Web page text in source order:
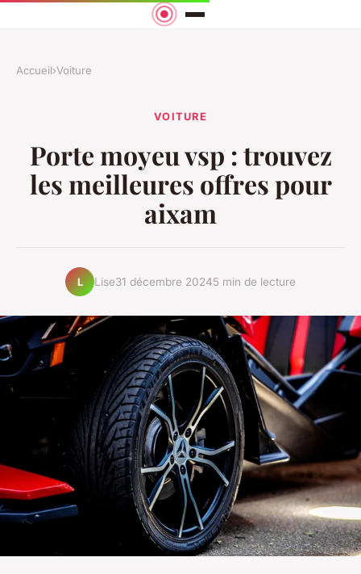
Accueil›Voiture
VOITURE
Porte moyeu vsp : trouvez
les meilleures offres pour
aixam
L Lise31 décembre 20245 min de lecture